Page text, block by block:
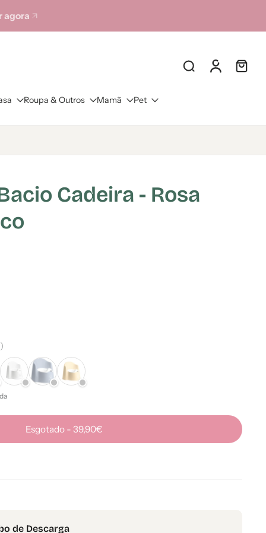
agora
Roupa & Outros Mamã Pet
Cadeira - Rosa
Esgotado - 39,90€
de Descarga